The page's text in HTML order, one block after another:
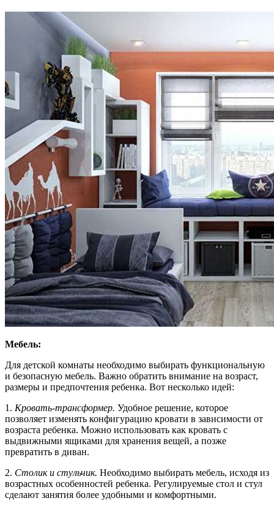
Мебель:
Для детской комнаты необходимо выбирать функциональную
и безопасную мебель. Важно обратить внимание на возраст,
размеры и предпочтения ребенка. Вот несколько идей:
1. Кровать-трансформер. Удобное решение, которое
позволяет изменять конфигурацию кровати в зависимости от
возраста ребенка. Можно использовать как кровать с
выдвижными ящиками для хранения вещей, а позже
превратить в диван.
2. Столик и стульчик. Необходимо выбирать мебель, исходя из
возрастных особенностей ребенка. Регулируемые стол и стул
сделают занятия более удобными и комфортными.